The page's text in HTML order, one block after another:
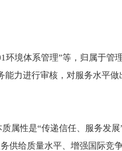
环境体系管理”等，归属于管
能力进行审核，对服务水平做
属性是“传递信任、服务发展
供给质量水平、增强国际竞